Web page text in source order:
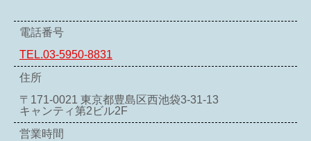
電話番号
TEL.03-5950-8831
住所
〒171-0021 東京都豊島区西池袋3-31-13
キャンティ第2ビル2F
営業時間